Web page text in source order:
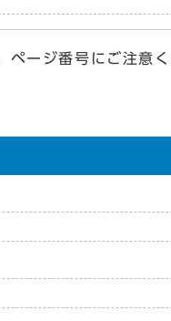
ジ番号にご注意く